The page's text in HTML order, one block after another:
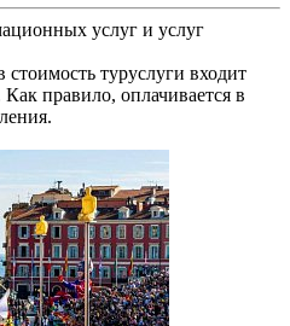
услуг и услуг
туруслуги входит
правило, оплачивается в